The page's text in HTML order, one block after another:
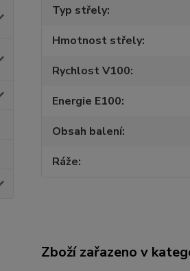
Typ střely
Hmotnost střely
Rychlost V100
Energie E100
Obsah balení
Ráže
Zboží zařazeno v